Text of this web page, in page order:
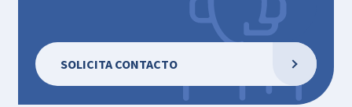
SOLICITA CONTACTO